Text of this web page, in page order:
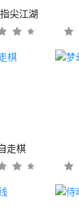
尖江湖
走棋